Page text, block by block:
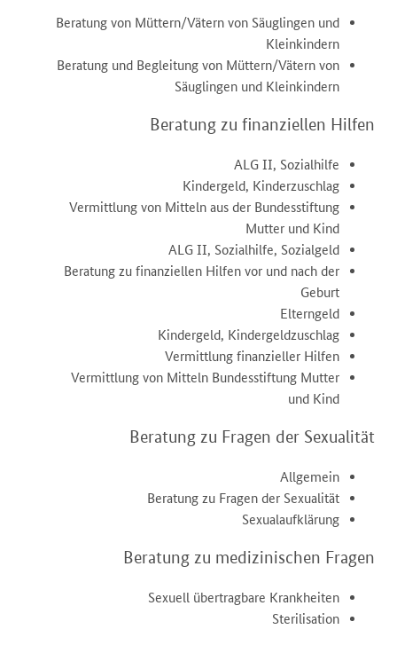
Beratung von Müttern/Vätern von Säuglingen und
Kleinkindern
Beratung und Begleitung von Müttern/Vätern von
Säuglingen und Kleinkindern
Beratung zu finanziellen Hilfen
ALG II, Sozialhilfe
Kindergeld, Kinderzuschlag
Vermittlung von Mitteln aus der Bundesstiftung
Mutter und Kind
ALG II, Sozialhilfe, Sozialgeld
Beratung zu finanziellen Hilfen vor und nach der
Geburt
Elterngeld
Kindergeld, Kindergeldzuschlag
Vermittlung finanzieller Hilfen
Vermittlung von Mitteln Bundesstiftung Mutter
und Kind
Beratung zu Fragen der Sexualität
Allgemein
Beratung zu Fragen der Sexualität
Sexualaufklärung
Beratung zu medizinischen Fragen
Sexuell übertragbare Krankheiten
Sterilisation